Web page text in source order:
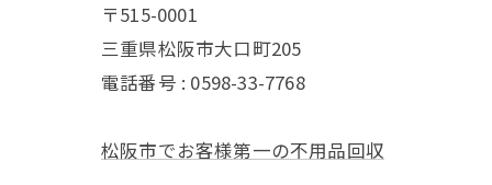
〒515-0001
三重県松阪市大口町205
電話番号 : 0598-33-7768
松阪市でお客様第一の不用品回収